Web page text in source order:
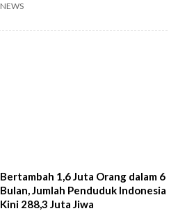
NEWS
Bertambah 1,6 Juta Orang dalam 6
Bulan, Jumlah Penduduk Indonesia
Kini 288,3 Juta Jiwa